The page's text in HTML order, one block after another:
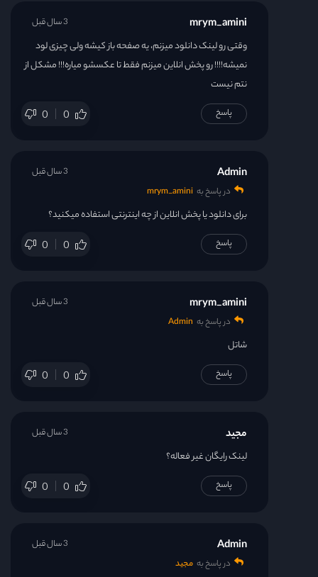
mrym_amini
وقتی رو لینک دانلود میزنم، یه صفحه باز کیشه ولی چیزی لود
نمیشه!!!! رو پخش انلاین میزنم فقط تا عکسشو میاره!!! مشکل از
نتم نیست
0 0
3 سال قبل
پاسخ
Admin
در پاسخ به mrym_amini
برای دانلود یا پخش انلاین از چه اینترنتی استفاده میکنید؟
0 0
3 سال قبل
پاسخ
mrym_amini
در پاسخ به Admin
شاتل
0 0
3 سال قبل
پاسخ
مجید
لینک رایگان غیر فعاله؟
0 0
3 سال قبل
پاسخ
Admin
در پاسخ به مجید
3 سال قبل